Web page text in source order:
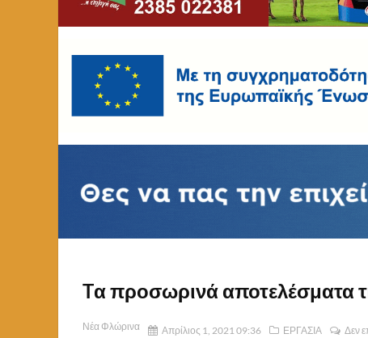
Tα προσωρινά αποτελέσματα
Νέα Φλώρινα Απρίλιος 1, 2021 09:36 ΕΡΓΑΣΙΑ Δεν